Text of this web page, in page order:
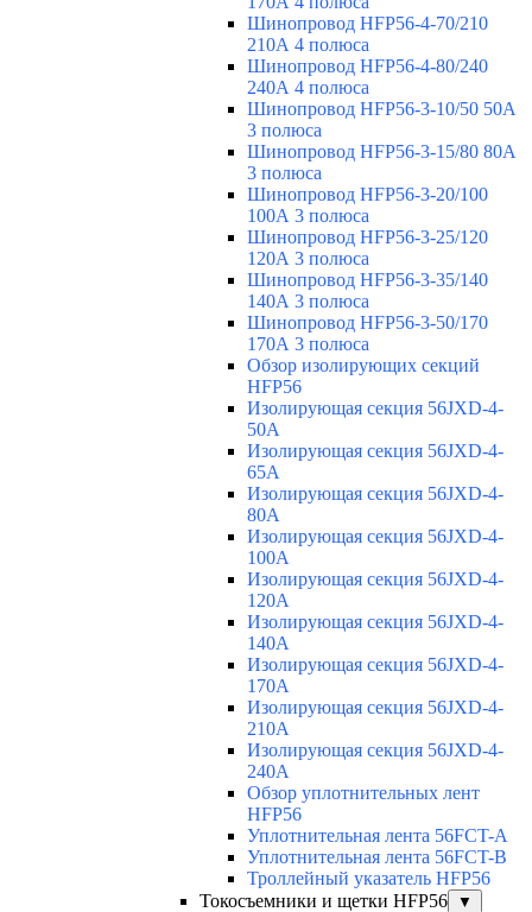
Шинопровод HFP56-4-70/210
210А 4 полюса
Шинопровод HFP56-4-80/240
240А 4 полюса
Шинопровод HFP56-3-10/50 50А
3 полюса
Шинопровод HFP56-3-15/80 80А
3 полюса
Шинопровод HFP56-3-20/100
100А 3 полюса
Шинопровод HFP56-3-25/120
120А 3 полюса
Шинопровод HFP56-3-35/140
140А 3 полюса
Шинопровод HFP56-3-50/170
170А 3 полюса
Обзор изолирующих секций
HFP56
Изолирующая секция 56JXD-4-
50A
Изолирующая секция 56JXD-4-
65A
Изолирующая секция 56JXD-4-
80A
Изолирующая секция 56JXD-4-
100A
Изолирующая секция 56JXD-4-
120A
Изолирующая секция 56JXD-4-
140A
Изолирующая секция 56JXD-4-
170A
Изолирующая секция 56JXD-4-
210A
Изолирующая секция 56JXD-4-
240A
Обзор уплотнительных лент
HFP56
Уплотнительная лента 56FCT-A
Уплотнительная лента 56FCT-B
Троллейный указатель HFP56
Токосъемники и щетки HFP56
▼